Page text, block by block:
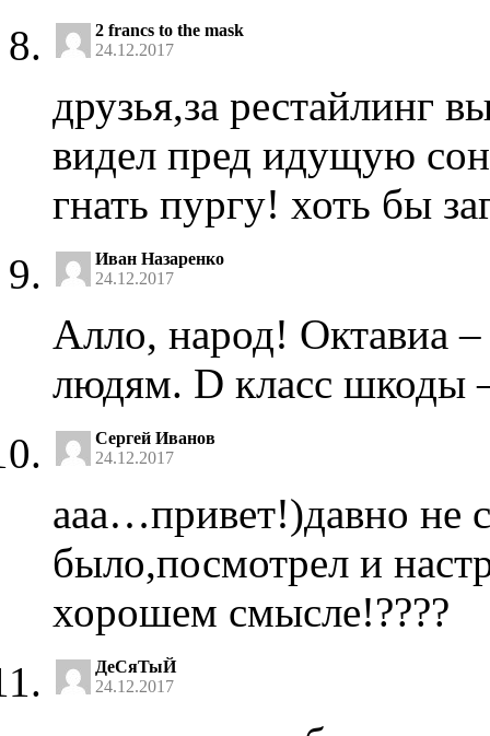
2 francs to the mask
24.12.2017
друзья,за рестайлинг
видел пред идущую
гнать пургу! хоть бы
Иван Назаренко
24.12.2017
Алло, народ! Октавиа
людям. D класс шкоды
Сергей Иванов
24.12.2017
ааа…привет!)давно не
было,посмотрел и
хорошем смысле!????
ДеСяТыЙ
24.12.2017